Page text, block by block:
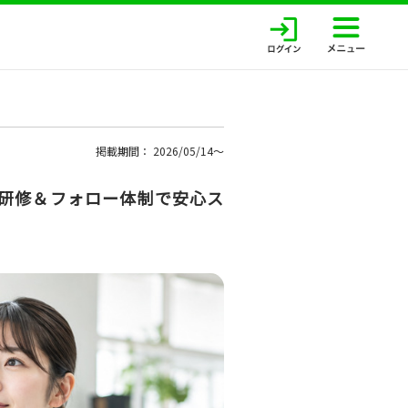
掲載期間： 2026/05/14〜
＆フォロー体制で安心ス